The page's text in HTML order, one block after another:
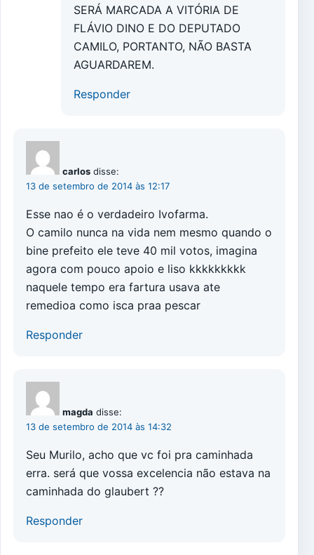
SERÁ MARCADA A VITÓRIA DE
FLÁVIO DINO E DO DEPUTADO
CAMILO, PORTANTO, NÃO BASTA
AGUARDAREM.
Responder
carlos disse:
13 de setembro de 2014 às 12:17
Esse nao é o verdadeiro Ivofarma.
O camilo nunca na vida nem mesmo quando o
bine prefeito ele teve 40 mil votos, imagina
agora com pouco apoio e liso kkkkkkkkk
naquele tempo era fartura usava ate
remedioa como isca praa pescar
Responder
magda disse:
13 de setembro de 2014 às 14:32
Seu Murilo, acho que vc foi pra caminhada
erra. será que vossa excelencia não estava na
caminhada do glaubert ??
Responder